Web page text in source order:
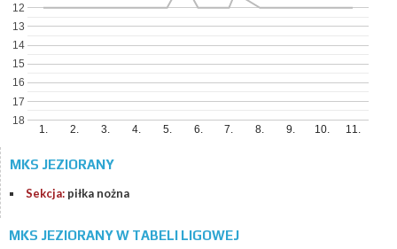
1. 2. 3. 4. 5. 6. 7. 8. 9. 10. 11.
12
13
14
15
16
17
18
MKS JEZIORANY
Sekcja: piłka nożna
MKS JEZIORANY W TABELI LIGOWEJ